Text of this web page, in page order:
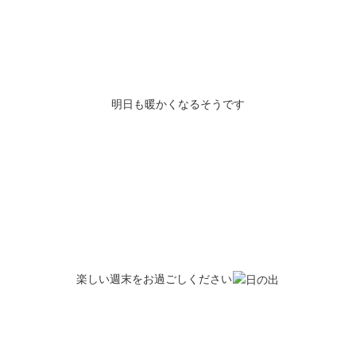
明日も暖かくなるそうです
楽しい週末をお過ごしください